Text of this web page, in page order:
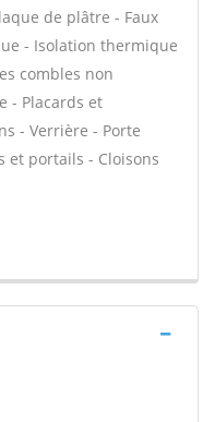
de plâtre - Faux
- Isolation thermique
combles non
- Placards et
- Verrière - Porte
et portails - Cloisons